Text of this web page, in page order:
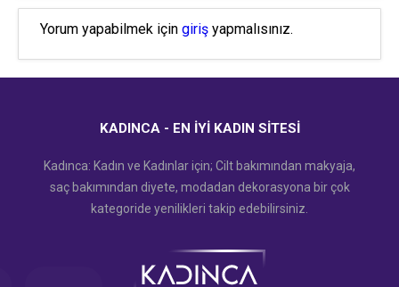
Yorum yapabilmek için giriş yapmalısınız.
KADINCA - EN İYI KADIN SITESI
Kadınca: Kadın ve Kadınlar için; Cilt bakımından makyaja,
saç bakımından diyete, modadan dekorasyona bir çok
kategoride yenilikleri takip edebilirsiniz.